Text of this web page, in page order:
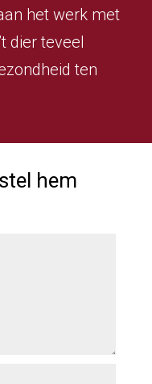
het werk met
dier teveel
ten
hem